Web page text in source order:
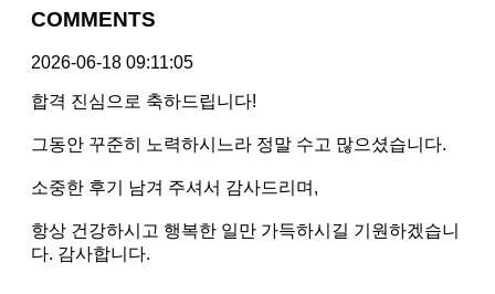
COMMENTS
2026-06-18 09:11:05
합격 진심으로 축하드립니다!
그동안 꾸준히 노력하시느라 정말 수고 많으셨습니다.
소중한 후기 남겨 주셔서 감사드리며,
항상 건강하시고 행복한 일만 가득하시길 기원하겠습니
다. 감사합니다.